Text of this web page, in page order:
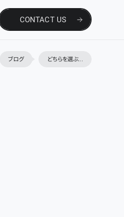
CONTACT US
ブログ どちらを選ぶ...